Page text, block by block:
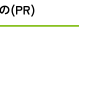
(PR)